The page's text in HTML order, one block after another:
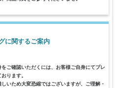
に関するご案内
ご確認いただくには、お客様ご自身にてプレ
ります。
いため大変恐縮ではございますが、ご理解・